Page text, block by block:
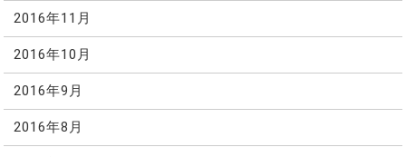
2016年11月
2016年10月
2016年9月
2016年8月